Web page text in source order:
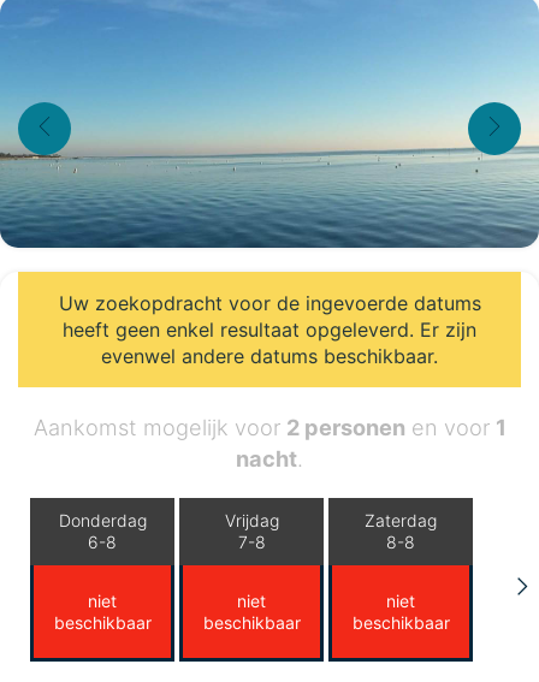
Uw zoekopdracht voor de ingevoerde datums
heeft geen enkel resultaat opgeleverd. Er zijn
evenwel andere datums beschikbaar.
Aankomst mogelijk voor 2 personen en voor 1
nacht.
Donderdag
6-8
niet
beschikbaar
Vrijdag
7-8
niet
beschikbaar
Zaterdag
8-8
niet
beschikbaar